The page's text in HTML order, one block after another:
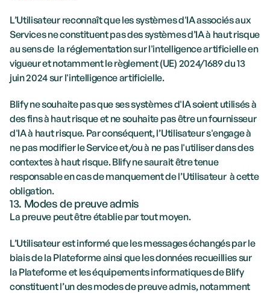
L’Utilisateur reconnaît que les systèmes d'IA associés aux
Services ne constituent pas des systèmes d’IA à haut risque
au sens de  la réglementation sur l'intelligence artificielle en
vigueur et notamment le règlement (UE) 2024/1689 du 13
juin 2024 sur l'intelligence artificielle.
Blify ne souhaite pas que ses systèmes d'IA soient utilisés à
des fins à haut risque et ne souhaite pas être un fournisseur
d'IA à haut risque. Par conséquent, l’Utilisateur s'engage à
ne pas modifier le Service et/ou à ne pas l'utiliser dans des
contextes à haut risque. Blify ne saurait être tenue
responsable en cas de manquement de l’Utilisateur  à cette
obligation.
13. Modes de preuve admis
La preuve peut être établie par tout moyen.
L’Utilisateur est informé que les messages échangés par le
biais de la Plateforme ainsi que les données recueillies sur
la Plateforme et les équipements informatiques de Blify
constituent l’un des modes de preuve admis, notamment